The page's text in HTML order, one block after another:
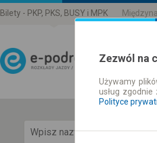
Bilety - PKP, PKS, BUSY i MPK
Zezwól na
Używamy
usług
Polityce